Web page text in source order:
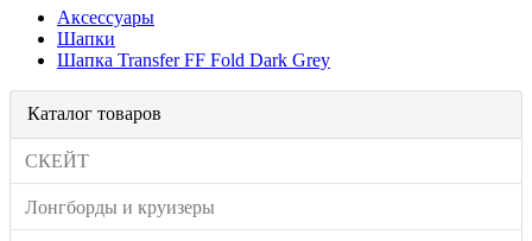
Аксессуары
Шапки
Шапка Transfer FF Fold Dark Grey
Каталог товаров
СКЕЙТ
Лонгборды и круизеры